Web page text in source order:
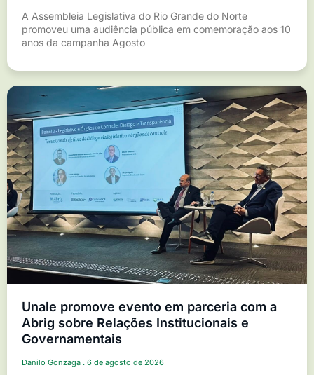
A Assembleia Legislativa do Rio Grande do Norte
promoveu uma audiência pública em comemoração aos 10
anos da campanha Agosto
Unale promove evento em parceria com a
Abrig sobre Relações Institucionais e
Governamentais
Danilo Gonzaga 6 de agosto de 2026